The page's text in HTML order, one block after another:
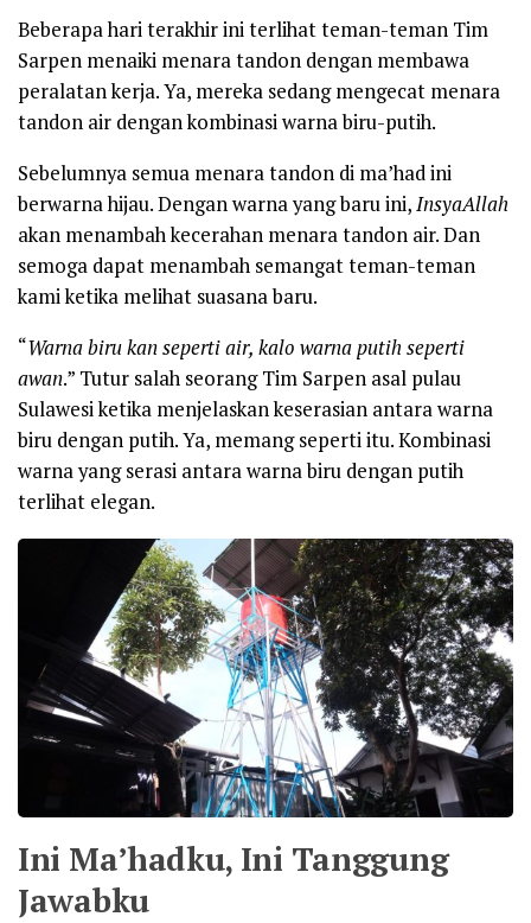
Beberapa hari terakhir ini terlihat teman-teman Tim
Sarpen menaiki menara tandon dengan membawa
peralatan kerja. Ya, mereka sedang mengecat menara
tandon air dengan kombinasi warna biru-putih.
Sebelumnya semua menara tandon di ma’had ini
berwarna hijau. Dengan warna yang baru ini,InsyaAllah
akan menambah kecerahan menara tandon air. Dan
semoga dapat menambah semangat teman-teman
kami ketika melihat suasana baru.
“Warna biru kan seperti air, kalo warna putih seperti
awan.” Tutur salah seorang Tim Sarpen asal pulau
Sulawesi ketika menjelaskan keserasian antara warna
biru dengan putih. Ya, memang seperti itu. Kombinasi
warna yang serasi antara warna biru dengan putih
terlihat elegan.
Ini Ma’hadku, Ini Tanggung
Jawabku